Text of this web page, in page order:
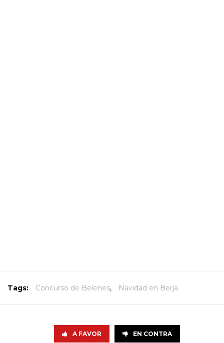
Tags: Concurso de Belenes, Navidad en Berja
A FAVOR EN CONTRA